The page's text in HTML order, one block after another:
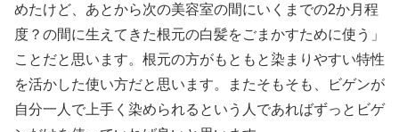
めたけど、あとから次の美容室の間にいくまでの2か月程
度？の間に生えてきた根元の白髪をごまかすために使う」
ことだと思います。根元の方がもともと染まりやすい特性
を活かした使い方だと思います。またそもそも、ビゲンが
自分一人で上手く染められるという人であればずっとビゲ